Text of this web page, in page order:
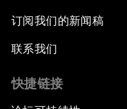
订阅我们的新闻稿
联系我们
快捷链接